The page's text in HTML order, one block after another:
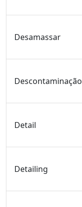
Desamassar
Descontaminação
Detail
Detailing